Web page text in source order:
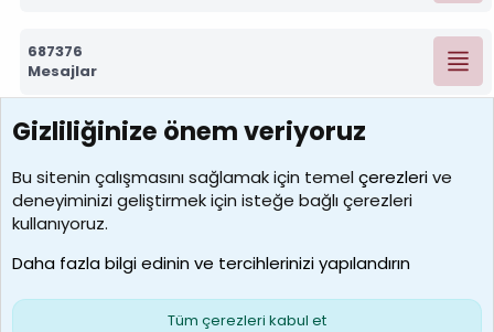
687376
Mesajlar
7392
Kullanıcılar
MosesBrownHayranı
Son üye
Çerezler
S
Gizliliğinize önem veriyoruz
Bu sitenin çalışmasını sağlamak için temelçerezlerive
deneyiminizi geliştirmek için isteğe bağlı çerezleri
kullanıyoruz.
Daha fazla bilgi edinin ve tercihlerinizi yapılandırın
Tüm çerezleri kabul et